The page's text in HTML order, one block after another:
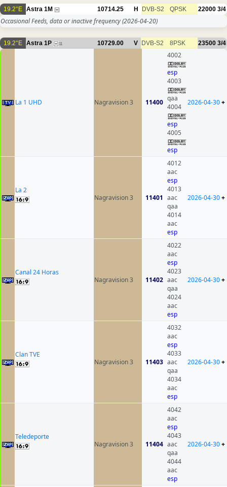
19.2°E Astra 1M 10714.25 H DVB-S2 QPSK 22000 3/4
Occasional Feeds, data or inactive frequency(2026-04-20)
19.2°E Astra 1P 11 10729.00 V DVB-S2 8PSK 23500 3/4
La 1 UHD Nagravision 3 11400
4002
esp
4003
qaa
4004
esp
4005
esp
2026-04-30+
La 2
Nagravision 3
11401
4012
aac
esp
4013
aac
qaa
4014
aac
esp
2026-04-30+
Canal 24 Horas
Nagravision 3
11402
4022
aac
esp
4023
aac
qaa
4024
aac
esp
2026-04-30+
Clan TVE
Nagravision 3
11403
4032
aac
esp
4033
aac
qaa
4034
aac
esp
2026-04-30+
Teledeporte
Nagravision 3
11404
4042
aac
esp
4043
aac
qaa
4044
aac
esp
2026-04-30+